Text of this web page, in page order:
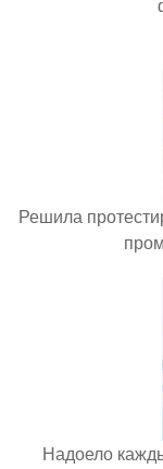
Решила
Надоело